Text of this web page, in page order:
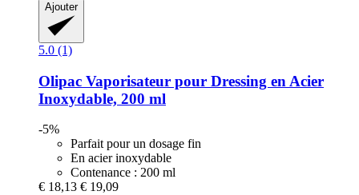
Ajouter
5.0 (1)
Olipac Vaporisateur pour Dressing en Acier
Inoxydable, 200 ml
-5%
Parfait pour un dosage fin
En acier inoxydable
Contenance : 200 ml
€ 18,13 € 19,09